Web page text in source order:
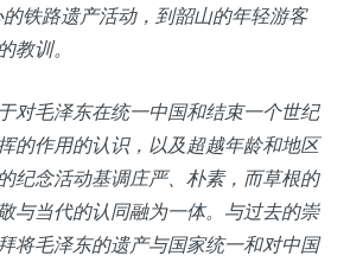
铁路遗产活动，到韶山的年轻游客
教训。
对毛泽东在统一中国和结束一个世纪
的作用的认识，以及超越年龄和地区
纪念活动基调庄严、朴素，而草根的
与当代的认同融为一体。与过去的崇
将毛泽东的遗产与国家统一和对中国